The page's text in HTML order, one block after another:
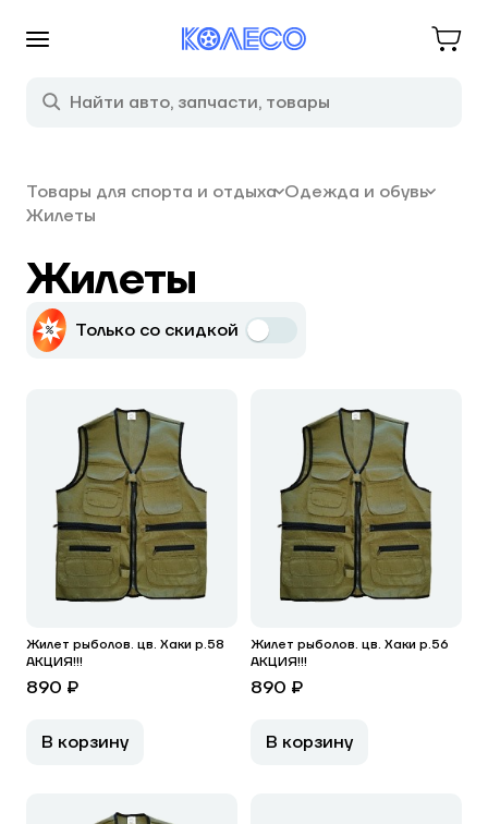
Товары для спорта и отдыха Одежда и обувь
Жилеты
Жилеты
Только со скидкой
Жилет рыболов. цв. Хаки р.58
АКЦИЯ!!!
890 ₽
В корзину
Жилет рыболов. цв. Хаки р.56
АКЦИЯ!!!
890 ₽
В корзину